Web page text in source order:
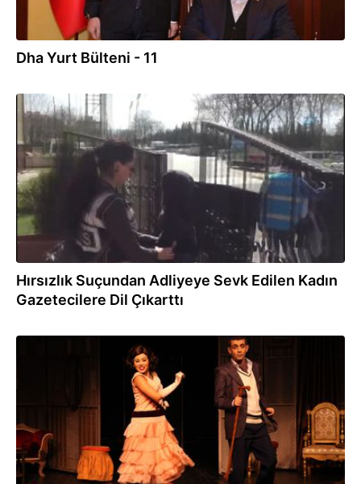
Dha Yurt Bülteni - 11
06.03.2017
Hırsızlık Suçundan Adliyeye Sevk Edilen Kadın
Gazetecilere Dil Çıkarttı